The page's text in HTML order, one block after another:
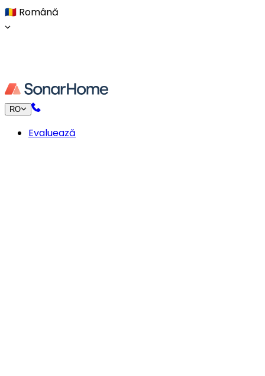
🇷🇴 Română
RO
Evaluează